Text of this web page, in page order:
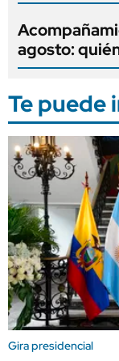
agosto:
Te puede
Gira presidencial